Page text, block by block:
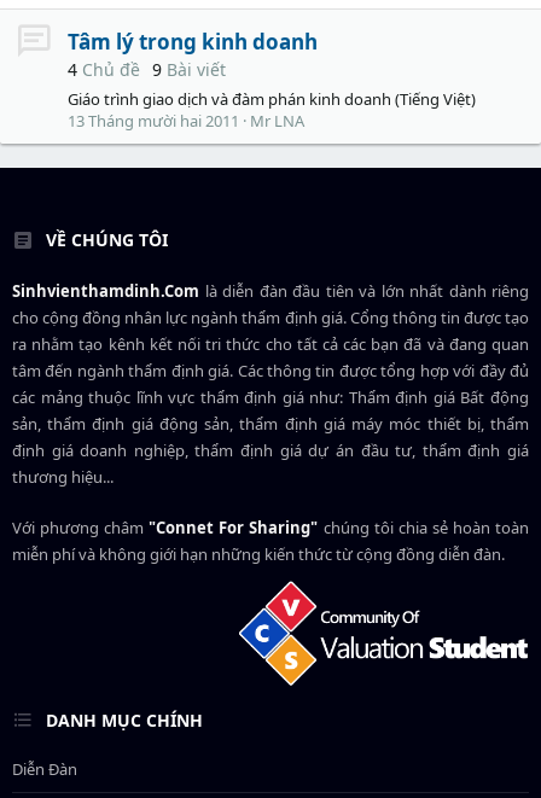
Tâm lý trong kinh doanh
4 Chủ đề 9 Bài viết
Giáo trình giao dịch và đàm phán kinh doanh (Tiếng Việt)
13 Tháng mười hai 2011
Mr LNA
VỀ CHÚNG TÔI
Sinhvienthamdinh.Com là diễn đàn đầu tiên và lớn nhất dành riêng
cho cộng đồng nhân lực ngànhthẩm định giá. Cổng thông tin được tạo
ra nhằm tạo kênh kết nối tri thức cho tất cả các bạn đã và đang quan
tâm đến ngành thẩm định giá. Các thông tin được tổng hợp với đầy đủ
các mảng thuộc lĩnh vực thẩm định giá như: Thẩm định giá Bất động
sản, thẩm định giá động sản, thẩm định giá máy móc thiết bị, thẩm
định giá doanh nghiệp, thẩm định giá dự án đầu tư, thẩm định giá
thương hiệu...
Với phương châm"Connet For Sharing" chúng tôi chia sẻ hoàn toàn
miễn phí và không giới hạn những kiến thức từ cộng đồng diễn đàn.
DANH MỤC CHÍNH
Diễn Đàn